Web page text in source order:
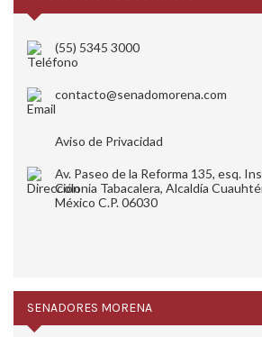
(55) 5345 3000
contacto@senadomorena.com
Aviso de Privacidad
Av. Paseo de la Reforma 135, esq.
Colonia Tabacalera, Alcaldía
México C.P. 06030
SENADORES MORENA